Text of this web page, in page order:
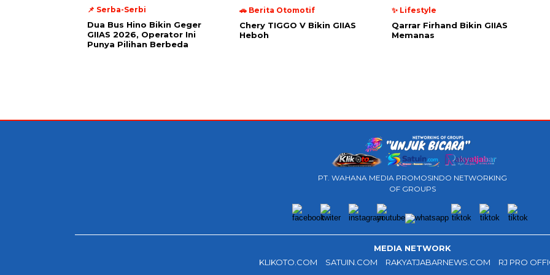
📌 Serba-Serbi
Dua Bus Hino Bikin Geger
GIIAS 2026, Operator Ini
Punya Pilihan Berbeda
🚗 Berita Otomotif
Chery TIGGO V Bikin GIIAS
Heboh
✨ Lifestyle
Qarrar Firhand Bikin GIIAS
Memanas
PT. WAHANA MEDIA PROMOSINDO NETWORKING
OF GROUPS
MEDIA NETWORK
KLIKOTO.COM
SATUIN.COM RAKYATJABARNEWS.COM RJ PRO